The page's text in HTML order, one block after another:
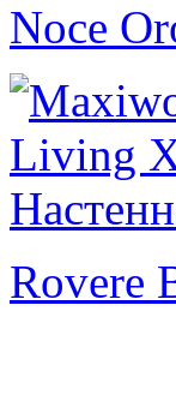
Noce
Rovere